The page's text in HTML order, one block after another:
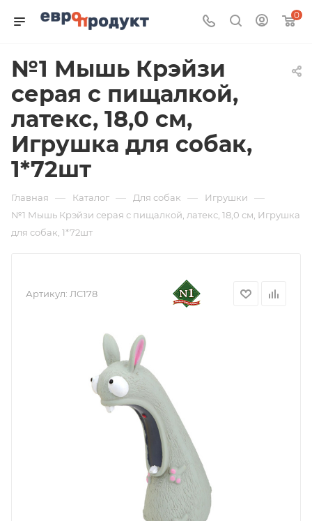
0
№1 Мышь Крэйзи
серая с пищалкой,
латекс, 18,0 см,
Игрушка для собак,
1*72шт
Главная — Каталог — Для собак — Игрушки —
№1 Мышь Крэйзи серая с пищалкой, латекс, 18,0 см, Игрушка
для собак, 1*72шт
Артикул: ЛС178